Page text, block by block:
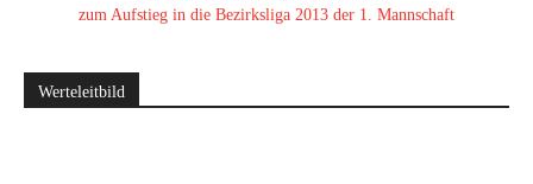
zum Aufstieg in die Bezirksliga 2013 der 1. Mannschaft
Werteleitbild